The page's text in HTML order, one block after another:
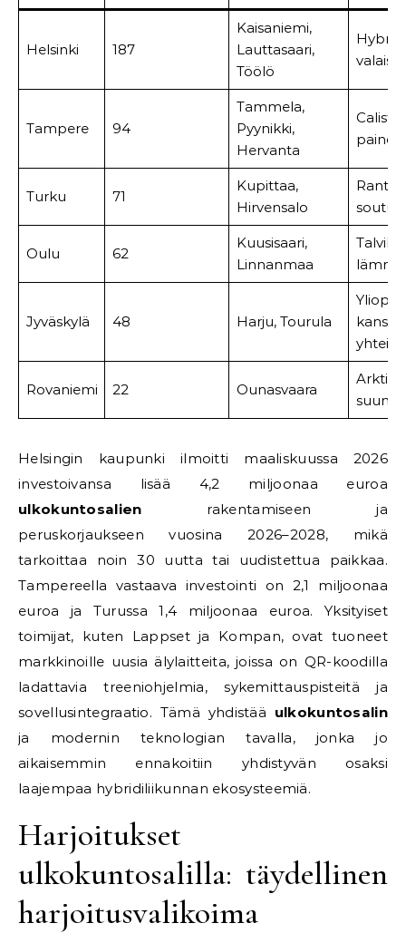
Helsinki 187
Kaisaniemi,
Lauttasaari,
Töölö
Tampere 94
Tammela,
Pyynikki,
Hervanta
Turku 71
Kupittaa,
Hirvensalo
Oulu 62
Kuusisaari,
Linnanmaa
Jyväskylä 48 Harju, Tourula
kanssa
Rovaniemi 22 Ounasvaara
Helsingin kaupunki ilmoitti maaliskuussa 2026
investoivansa lisää 4,2 miljoonaa euroa
ulkokuntosalien rakentamiseen ja
peruskorjaukseen vuosina 2026–2028, mikä
tarkoittaa noin 30 uutta tai uudistettua paikkaa.
Tampereella vastaava investointi on 2,1 miljoonaa
euroa ja Turussa 1,4 miljoonaa euroa. Yksityiset
toimijat, kuten Lappset ja Kompan, ovat tuoneet
markkinoille uusia älylaitteita, joissa on QR-koodilla
ladattavia treeniohjelmia, sykemittauspisteitä ja
sovellusintegraatio. Tämä yhdistää ulkokuntosalin
ja modernin teknologian tavalla, jonka jo
aikaisemmin ennakoitiin yhdistyvän osaksi
laajempaa hybridiliikunnan ekosysteemiä.
Harjoitukset
ulkokuntosalilla: täydellinen
harjoitusvalikoima